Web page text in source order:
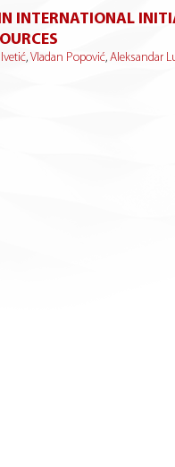
INTERNATIONAL
, Vladan Popović, Aleksandar